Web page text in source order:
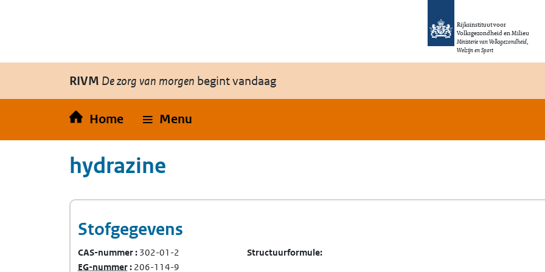
Rijksinstituut voor
Volksgezondheid en Milieu
Ministerie van Volksgezondheid,
Welzijn en Sport
RIVM De zorg van morgen begint vandaag
Home Menu
hydrazine
Stofgegevens
CAS-nummer 302-01-2
EG-nummer(Europees Gemeenschap-nummer)
206-114-9
Structuurformule